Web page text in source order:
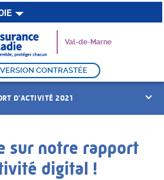
Val-de-Marne
VERSION CONTRASTÉE
D’ACTIVITÉ 2021
Accueil
sur notre rapport
digital !